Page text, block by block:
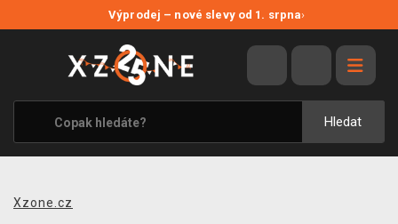
Výprodej – nové slevy od 1. srpna›
Hledat
VÝPRODEJ
VIDEOHRY
XZONE ORIGINALS
TÉMATIKY
Xzone.cz